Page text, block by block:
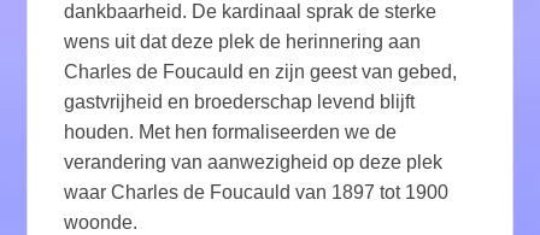
dankbaarheid. De kardinaal sprak de sterke
wens uit dat deze plek de herinnering aan
Charles de Foucauld en zijn geest van gebed,
gastvrijheid en broederschap levend blijft
houden. Met hen formaliseerden we de
verandering van aanwezigheid op deze plek
waar Charles de Foucauld van 1897 tot 1900
woonde.